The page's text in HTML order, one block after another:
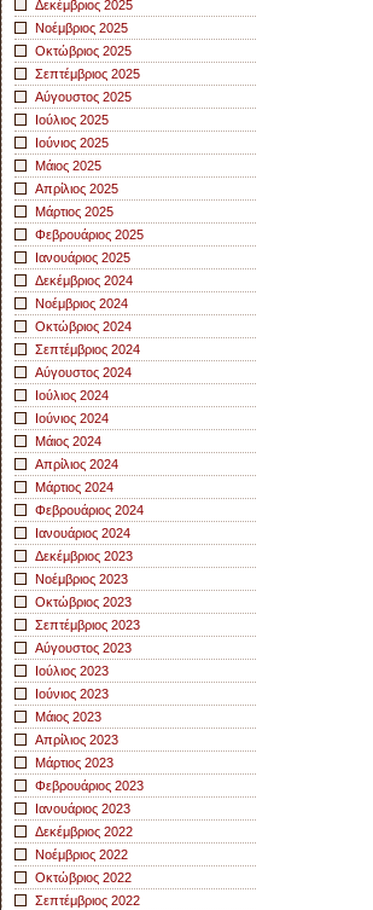
Δεκέμβριος 2025
Νοέμβριος 2025
Οκτώβριος 2025
Σεπτέμβριος 2025
Αύγουστος 2025
Ιούλιος 2025
Ιούνιος 2025
Μάιος 2025
Απρίλιος 2025
Μάρτιος 2025
Φεβρουάριος 2025
Ιανουάριος 2025
Δεκέμβριος 2024
Νοέμβριος 2024
Οκτώβριος 2024
Σεπτέμβριος 2024
Αύγουστος 2024
Ιούλιος 2024
Ιούνιος 2024
Μάιος 2024
Απρίλιος 2024
Μάρτιος 2024
Φεβρουάριος 2024
Ιανουάριος 2024
Δεκέμβριος 2023
Νοέμβριος 2023
Οκτώβριος 2023
Σεπτέμβριος 2023
Αύγουστος 2023
Ιούλιος 2023
Ιούνιος 2023
Μάιος 2023
Απρίλιος 2023
Μάρτιος 2023
Φεβρουάριος 2023
Ιανουάριος 2023
Δεκέμβριος 2022
Νοέμβριος 2022
Οκτώβριος 2022
Σεπτέμβριος 2022